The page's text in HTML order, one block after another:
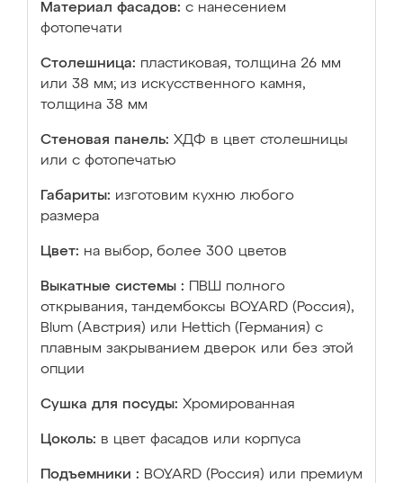
Материал фасадов: с нанесением
фотопечати
Столешница: пластиковая, толщина 26 мм
или 38 мм; из искусственного камня,
толщина 38 мм
Стеновая панель: ХДФ в цвет столешницы
или с фотопечатью
Габариты: изготовим кухню любого
размера
Цвет: на выбор, более 300 цветов
Выкатные системы :
ПВШ полного
открывания, тандембоксы BOYARD (Россия),
Blum (Австрия) или Hettich (Германия) с
плавным закрыванием дверок или без этой
опции
Сушка для посуды: Хромированная
Цоколь: в цвет фасадов или корпуса
Подъемники : BOYARD (Россия) или премиум